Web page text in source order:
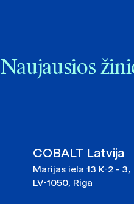
Naujausios
COBALT Latvija
Marijas iela 13 K-2 - 3,
LV-1050, Riga